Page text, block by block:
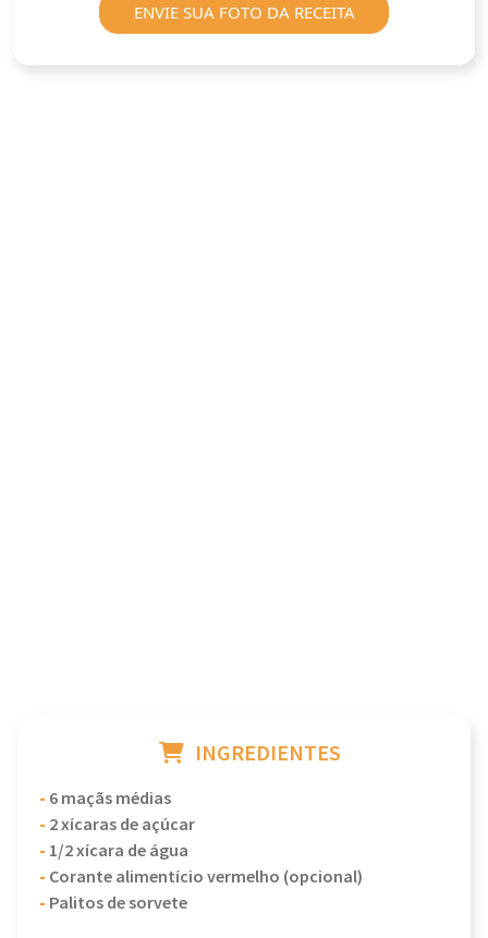
ENVIE SUA FOTO DA RECEITA
INGREDIENTES
- 6 maçãs médias
- 2 xícaras de açúcar
- 1/2 xícara de água
- Corante alimentício vermelho (opcional)
- Palitos de sorvete